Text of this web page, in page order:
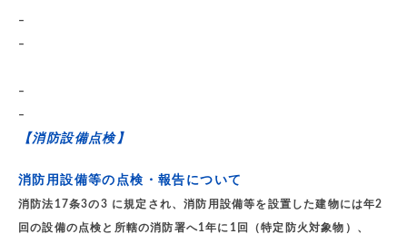
–
–
–
–
【消防設備点検】
消防用設備等の点検・報告について
消防法17条3の3 に規定され、消防用設備等を設置した建物には年2
回の設備の点検と所轄の消防署へ1年に1回（特定防火対象物）、